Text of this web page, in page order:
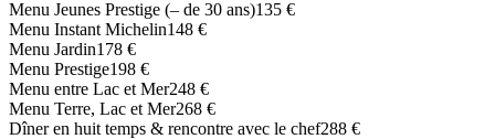
Menu Jeunes Prestige (– de 30 ans)135 €
Menu Instant Michelin148 €
Menu Jardin178 €
Menu Prestige198 €
Menu entre Lac et Mer248 €
Menu Terre, Lac et Mer268 €
Dîner en huit temps & rencontre avec le chef288 €